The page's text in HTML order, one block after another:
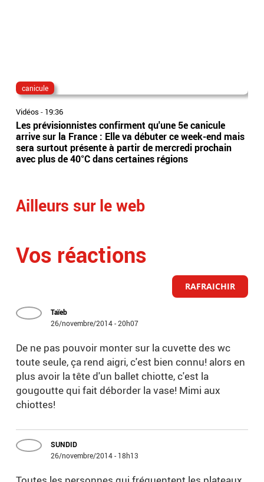
canicule
Vidéos - 19:36
Les prévisionnistes confirment qu'une 5e canicule
arrive sur la France : Elle va débuter ce week-end mais
sera surtout présente à partir de mercredi prochain
avec plus de 40°C dans certaines régions
Ailleurs sur le web
Vos réactions
RAFRAICHIR
Taïeb
26/novembre/2014 - 20h07
De ne pas pouvoir monter sur la cuvette des wc
toute seule, ça rend aigri, c'est bien connu! alors en
plus avoir la tête d'un ballet chiotte, c'est la
gougoutte qui fait déborder la vase! Mimi aux
chiottes!
SUNDID
26/novembre/2014 - 18h13